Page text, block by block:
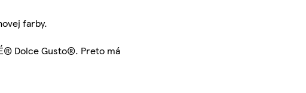
farby.
Dolce Gusto®. Preto má